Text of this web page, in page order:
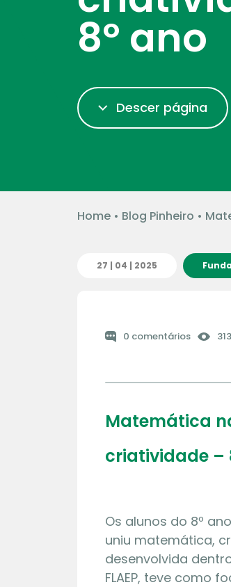
8º ano
Descer página
Home• Blog Pinheiro •
27 | 04 | 2025
0 comentários
Matemática
criatividade –
Os alunos do 8º
uniu matemática,
desenvolvida
FLAEP, teve como